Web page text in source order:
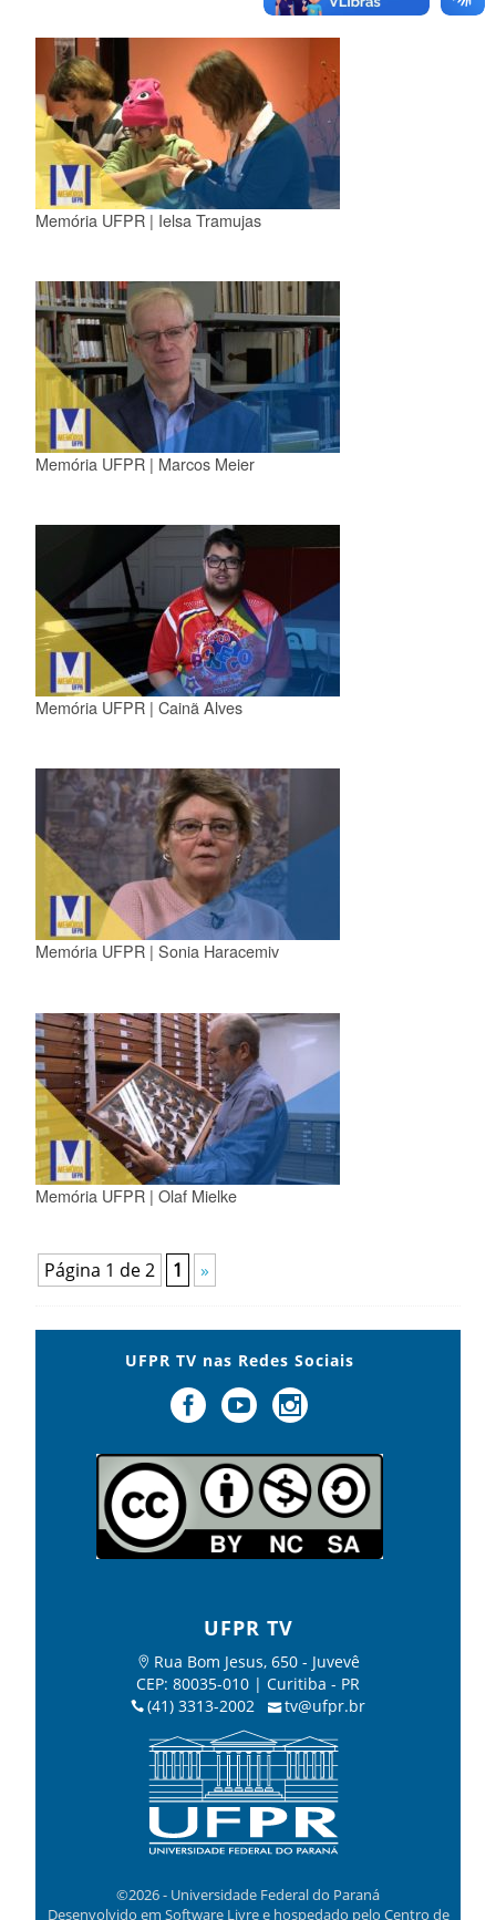
Memória UFPR | Ielsa Tramujas
Memória UFPR | Marcos Meier
Memória UFPR | Cainã Alves
Memória UFPR | Sonia Haracemiv
Memória UFPR | Olaf Mielke
Página 1 de 2 1 »
UFPR TV nas Redes Sociais
UFPR TV
Rua Bom Jesus, 650 - Juvevê
CEP: 80035-010 | Curitiba - PR
(41) 3313-2002
tv@ufpr.br
©2026 - Universidade Federal do Paraná
Desenvolvido em Software Livre e hospedado pelo Centro de